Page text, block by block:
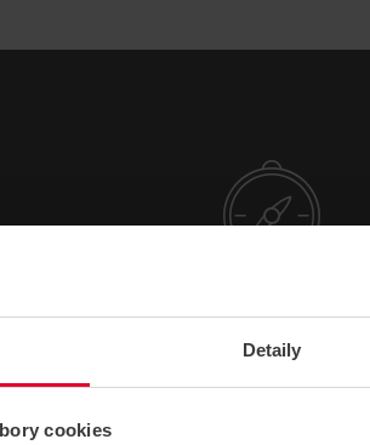
Detaily
cookies
NÁVODY A